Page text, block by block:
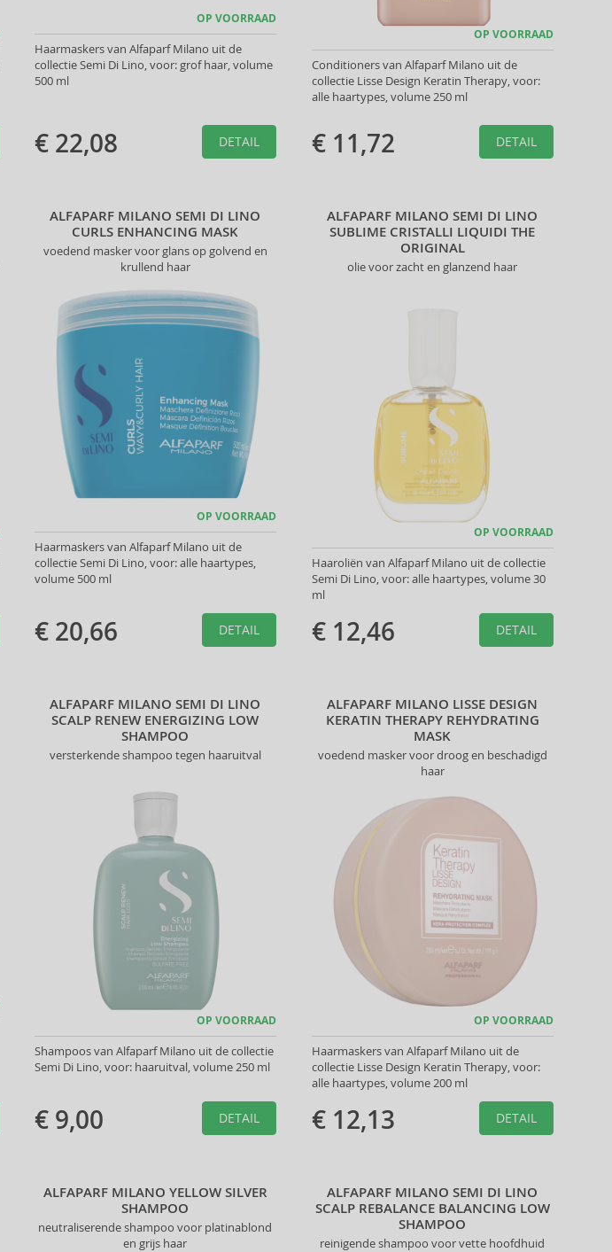
OP VOORRAAD
Haarmaskers van Alfaparf Milano uit de
collectie Semi Di Lino, voor: grof haar, volume
500 ml
€ 22,08 DETAIL
OP VOORRAAD
Conditioners van Alfaparf Milano uit de
collectie Lisse Design Keratin Therapy, voor:
alle haartypes, volume 250 ml
€ 11,72 DETAIL
ALFAPARF MILANO SEMI DI LINO
CURLS ENHANCING MASK
voedend masker voor glans op golvend en
krullend haar
OP VOORRAAD
Haarmaskers van Alfaparf Milano uit de
collectie Semi Di Lino, voor: alle haartypes,
volume 500 ml
€ 20,66 DETAIL
ALFAPARF MILANO SEMI DI LINO
SUBLIME CRISTALLI LIQUIDI THE
ORIGINAL
olie voor zacht en glanzend haar
OP VOORRAAD
Haaroliën van Alfaparf Milano uit de collectie
Semi Di Lino, voor: alle haartypes, volume 30
ml
€ 12,46 DETAIL
ALFAPARF MILANO SEMI DI LINO
SCALP RENEW ENERGIZING LOW
SHAMPOO
versterkende shampoo tegen haaruitval
OP VOORRAAD
Shampoos van Alfaparf Milano uit de collectie
Semi Di Lino, voor: haaruitval, volume 250 ml
€ 9,00 DETAIL
ALFAPARF MILANO LISSE DESIGN
KERATIN THERAPY REHYDRATING
MASK
voedend masker voor droog en beschadigd
haar
OP VOORRAAD
Haarmaskers van Alfaparf Milano uit de
collectie Lisse Design Keratin Therapy, voor:
alle haartypes, volume 200 ml
€ 12,13 DETAIL
ALFAPARF MILANO YELLOW SILVER
SHAMPOO
neutraliserende shampoo voor platinablond
en grijs haar
ALFAPARF MILANO SEMI DI LINO
SCALP REBALANCE BALANCING LOW
SHAMPOO
reinigende shampoo voor vette hoofdhuid